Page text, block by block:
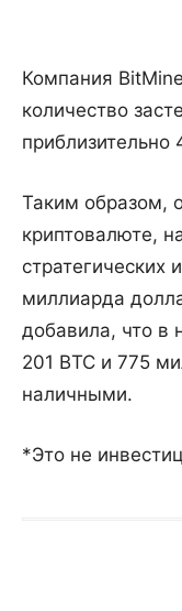
Компания
количество
приблизительно
Таким образом,
криптовалюте,
стратегических
миллиарда
добавила, что в
201 BTC и 775
наличными.
*Это не